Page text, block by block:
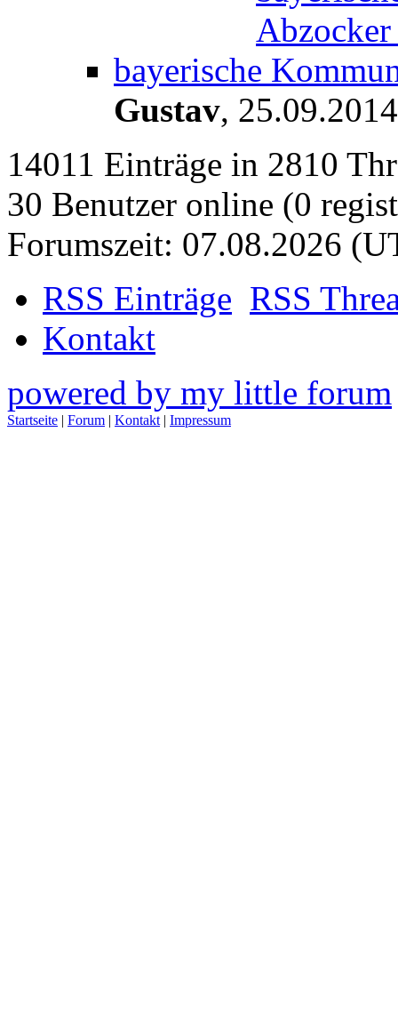
Abzocker
bayerische
Gustav, 25.09.2014
14011 Einträge in 2810
30 Benutzer online (0
Forumszeit: 07.08.2026
RSS Einträge RSS
Kontakt
powered by my little forum
Startseite | Forum | Kontakt | Impressum